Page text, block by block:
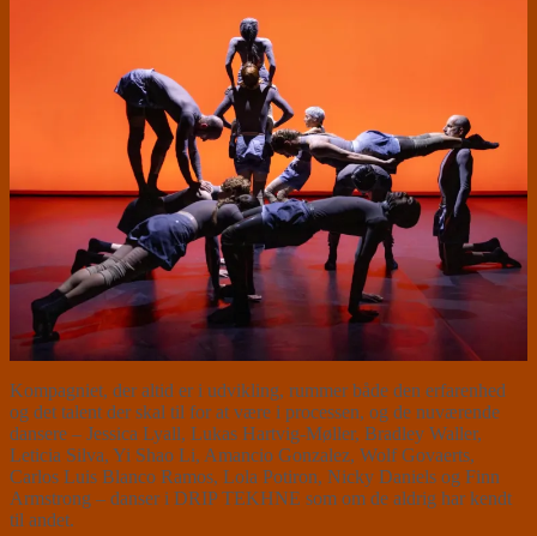
Kompagniet, der altid er i udvikling, rummer både den erfarenhed
og det talent der skal til for at være i processen, og de nuværende
dansere – Jessica Lyall, Lukas Hartvig-Møller, Bradley Waller,
Leticia Silva, Yi Shao Li, Amancio Gonzalez, Wolf Govaerts,
Carlos Luis Blanco Ramos, Lola Potiron, Nicky Daniels og Finn
Armstrong – danser i DRIP TEKHNE som om de aldrig har kendt
til andet.